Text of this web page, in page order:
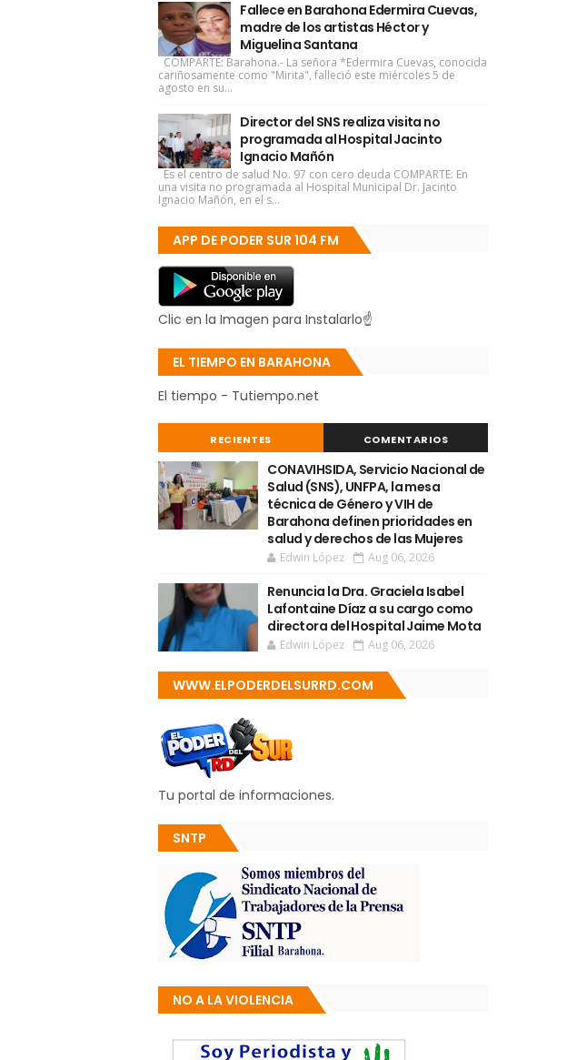
Fallece en Barahona Edermira Cuevas,
madre de los artistas Héctor y
Miguelina Santana
COMPARTE: Barahona.- La señora *Edermira Cuevas, conocida
cariñosamente como "Mirita", falleció este miércoles 5 de
agosto en su...
Director del SNS realiza visita no
programada al Hospital Jacinto
Ignacio Mañón
Es el centro de salud No. 97 con cero deuda COMPARTE: En
una visita no programada al Hospital Municipal Dr. Jacinto
Ignacio Mañón, en el s...
APP DE PODER SUR 104 FM
Clic en la Imagen para Instalarlo☝
EL TIEMPO EN BARAHONA
El tiempo - Tutiempo.net
RECIENTES COMENTARIOS
CONAVIHSIDA, Servicio Nacional de
Salud (SNS), UNFPA, la mesa
técnica de Género y VIH de
Barahona definen prioridades en
salud y derechos de las Mujeres
Edwin López Aug 06, 2026
Renuncia la Dra. Graciela Isabel
Lafontaine Díaz a su cargo como
directora del Hospital Jaime Mota
Edwin López Aug 06, 2026
WWW.ELPODERDELSURRD.COM
Tu portal de informaciones.
SNTP
NO A LA VIOLENCIA